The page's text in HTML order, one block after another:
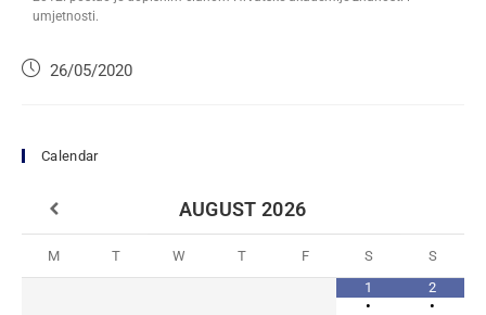
umjetnosti.
26/05/2020
Calendar
AUGUST 2026
M T W T F S
S
1
•
2
•